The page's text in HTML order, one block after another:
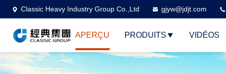
Classic Heavy Industry Group Co.,Ltd gjyw@jdjt.com
APERÇU PRODUITS VIDÉOS